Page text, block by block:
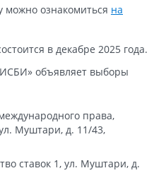
можно ознакомиться на
в декабре 2025 года.
объявляет выборы
права,
Муштари, д. 11/43,
ставок 1, ул. Муштари, д.